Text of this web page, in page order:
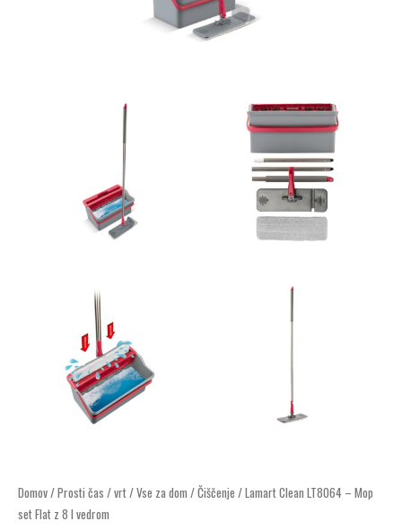
Domov/Prosti čas /vrt/Vse za dom /Čiščenje / Lamart Clean LT8064 – Mop
set Flat z 8 l vedrom
Lamart
Clean